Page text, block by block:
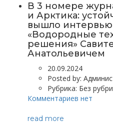
В 3 номере
и Арктика:
вышло
«Водородные
решения»
Анатольевичем
20.09.2024
Posted by:
Рубрика: Без
Комментариев нет
read more